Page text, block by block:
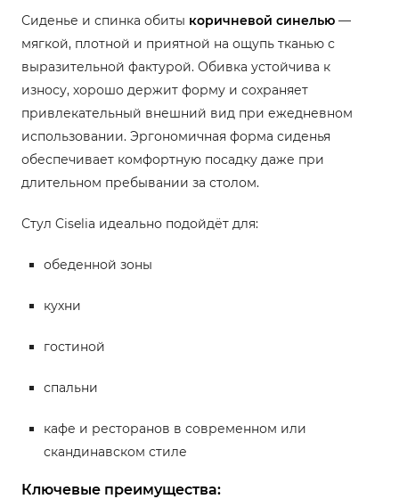
Сиденье и спинка обиты коричневой синелью —
мягкой, плотной и приятной на ощупь тканью с
выразительной фактурой. Обивка устойчива к
износу, хорошо держит форму и сохраняет
привлекательный внешний вид при ежедневном
использовании. Эргономичная форма сиденья
обеспечивает комфортную посадку даже при
длительном пребывании за столом.
Стул Ciselia идеально подойдёт для:
обеденной зоны
кухни
гостиной
спальни
кафе и ресторанов в современном или
скандинавском стиле
Ключевые преимущества: